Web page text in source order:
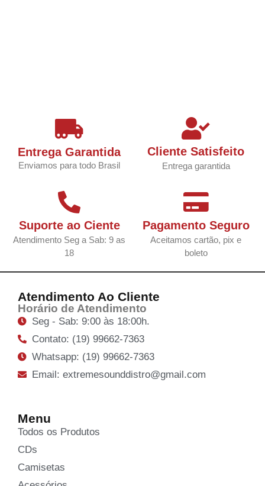
Entrega Garantida
Enviamos para todo Brasil
Cliente Satisfeito
Entrega garantida
Suporte ao Ciente
Atendimento Seg a Sab: 9 as
18
Pagamento Seguro
Aceitamos cartão, pix e
boleto
Atendimento Ao Cliente
Horário de Atendimento
Seg - Sab: 9:00 às 18:00h.
Contato: (19) 99662-7363
Whatsapp: (19) 99662-7363
Email: extremesounddistro@gmail.com
Menu
Todos os Produtos
CDs
Camisetas